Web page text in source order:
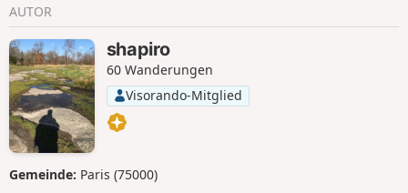
AUTOR
shapiro
60 Wanderungen
Visorando-Mitglied
Gemeinde: Paris (75000)